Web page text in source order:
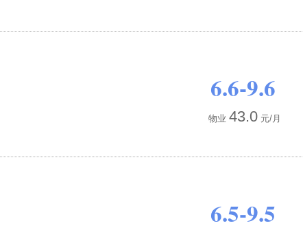
6.6-9.6
物业 43.0 元/月
6.5-9.5